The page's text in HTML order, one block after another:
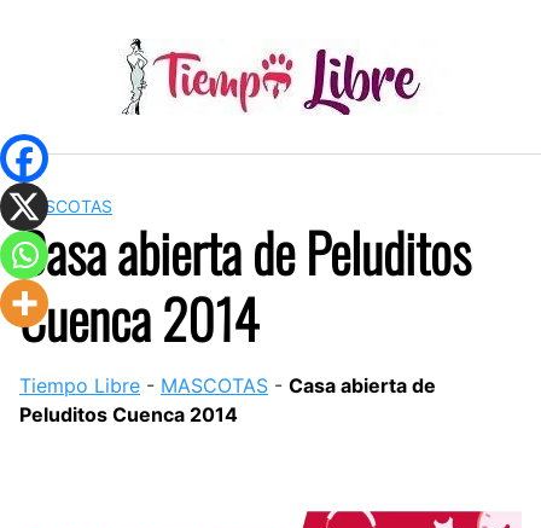
MASCOTAS
Casa abierta de Peluditos
Cuenca 2014
Tiempo Libre - MASCOTAS - Casa abierta de
Peluditos Cuenca 2014